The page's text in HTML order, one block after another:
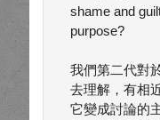
shame and
purpose?
我們第二代對
去理解，有相
它變成討論的